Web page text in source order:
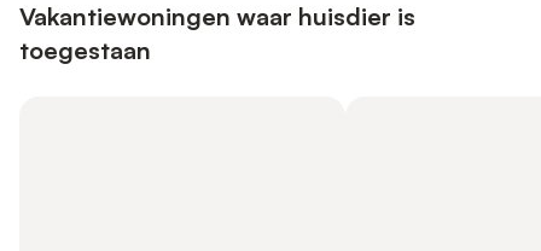
Vakantiewoningen waar huisdier is
toegestaan